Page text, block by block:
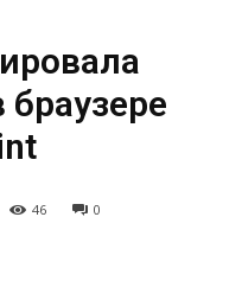
46 0